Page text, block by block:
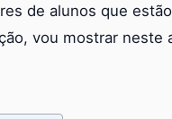
de alunos que
vou mostrar neste